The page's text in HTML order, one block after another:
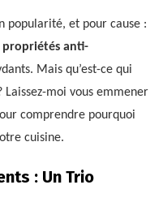
popularité, et pour cause :
propriétés anti-
Mais qu’est-ce qui
moi vous emmener
comprendre pourquoi
cuisine.
: Un Trio